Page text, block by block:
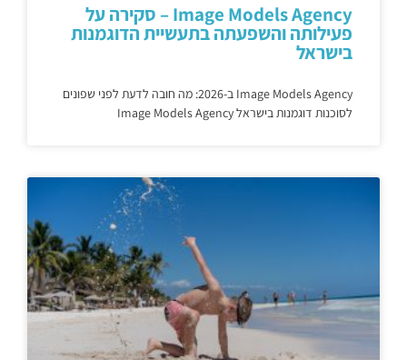
Image Models Agency – סקירה על
פעילותה והשפעתה בתעשיית הדוגמנות
בישראל
Image Models Agency ב-2026: מה חובה לדעת לפני שפונים
לסוכנות דוגמנות בישראל Image Models Agency